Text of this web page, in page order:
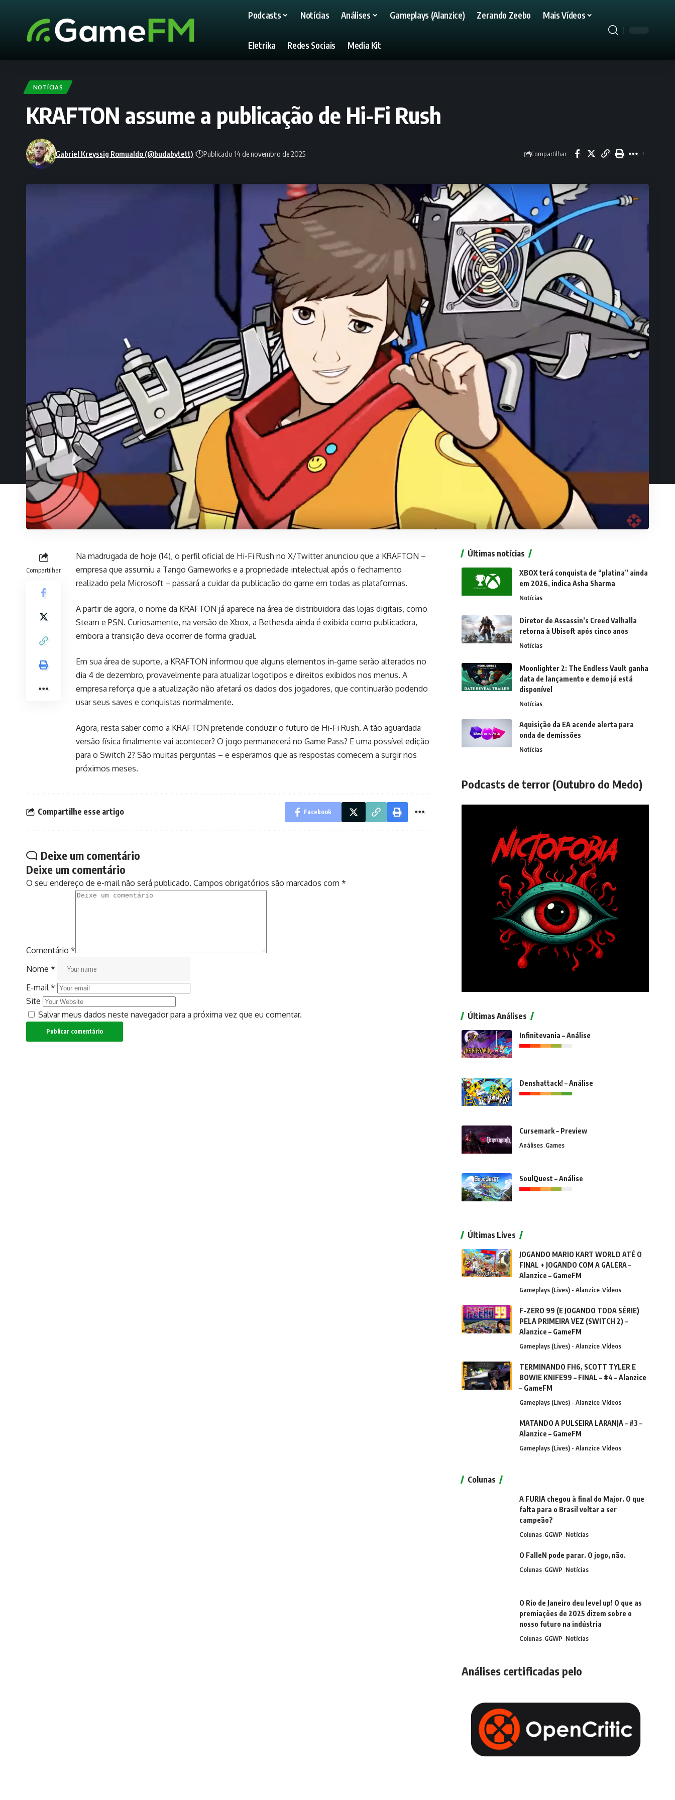
Podcasts Notícias Análises Gameplays (Alanzice) Zerando Zeebo Mais Vídeos
Eletrika Redes Sociais Media Kit
NOTÍCIAS
KRAFTON assume a publicação de Hi-Fi Rush
Gabriel Kreyssig Romualdo (@budabytett) Publicado 14 de novembro de 2025 Compartilhar
Compartilhar
Na madrugada de hoje (14), o perfil oficial de Hi-Fi Rush no X/Twitter anunciou que a KRAFTON –
empresa que assumiu a Tango Gameworks e a propriedade intelectual após o fechamento
realizado pela Microsoft – passará a cuidar da publicação do game em todas as plataformas.
A partir de agora, o nome da KRAFTON já aparece na área de distribuidora das lojas digitais, como
Steam e PSN. Curiosamente, na versão de Xbox, a Bethesda ainda é exibida como publicadora,
embora a transição deva ocorrer de forma gradual.
Em sua área de suporte, a KRAFTON informou que alguns elementos in-game serão alterados no
dia 4 de dezembro, provavelmente para atualizar logotipos e direitos exibidos nos menus. A
empresa reforça que a atualização não afetará os dados dos jogadores, que continuarão podendo
usar seus saves e conquistas normalmente.
Agora, resta saber como a KRAFTON pretende conduzir o futuro de Hi-Fi Rush. A tão aguardada
versão física finalmente vai acontecer? O jogo permanecerá no Game Pass? E uma possível edição
para o Switch 2? São muitas perguntas – e esperamos que as respostas comecem a surgir nos
próximos meses.
Compartilhe esse artigo Facebook
Deixe um comentário
Deixe um comentário
O seu endereço de e-mail não será publicado. Campos obrigatórios são marcados com *
Comentário *
Nome *
E-mail *
Site
Salvar meus dados neste navegador para a próxima vez que eu comentar.
Últimas notícias
XBOX terá conquista de “platina” ainda
em 2026, indica Asha Sharma
Notícias
Diretor de Assassin’s Creed Valhalla
retorna à Ubisoft após cinco anos
Notícias
Moonlighter 2: The Endless Vault ganha
data de lançamento e demo já está
disponível
Notícias
Aquisição da EA acende alerta para
onda de demissões
Notícias
Podcasts de terror (Outubro do Medo)
Últimas Análises
Infinitevania – Análise
Denshattack! – Análise
Cursemark – Preview
Análises Games
SoulQuest – Análise
Últimas Lives
JOGANDO MARIO KART WORLD ATÉ O
FINAL + JOGANDO COM A GALERA –
Alanzice – GameFM
Gameplays (Lives) - Alanzice Vídeos
F-ZERO 99 (E JOGANDO TODA SÉRIE)
PELA PRIMEIRA VEZ (SWITCH 2) –
Alanzice – GameFM
Gameplays (Lives) - Alanzice Vídeos
TERMINANDO FH6, SCOTT TYLER E
BOWIE KNIFE99 – FINAL – #4 – Alanzice
– GameFM
Gameplays (Lives) - Alanzice Vídeos
MATANDO A PULSEIRA LARANJA – #3 –
Alanzice – GameFM
Gameplays (Lives) - Alanzice Vídeos
Colunas
A FURIA chegou à final do Major. O que
falta para o Brasil voltar a ser
campeão?
Colunas GGWP Notícias
O FalleN pode parar. O jogo, não.
Colunas GGWP Notícias
O Rio de Janeiro deu level up! O que as
premiações de 2025 dizem sobre o
nosso futuro na indústria
Colunas GGWP Notícias
Análises certificadas pelo